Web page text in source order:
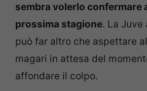
sembra volerlo confermare
prossima stagione. La Juve
può far altro che aspettare
magari in attesa del
affondare il colpo.